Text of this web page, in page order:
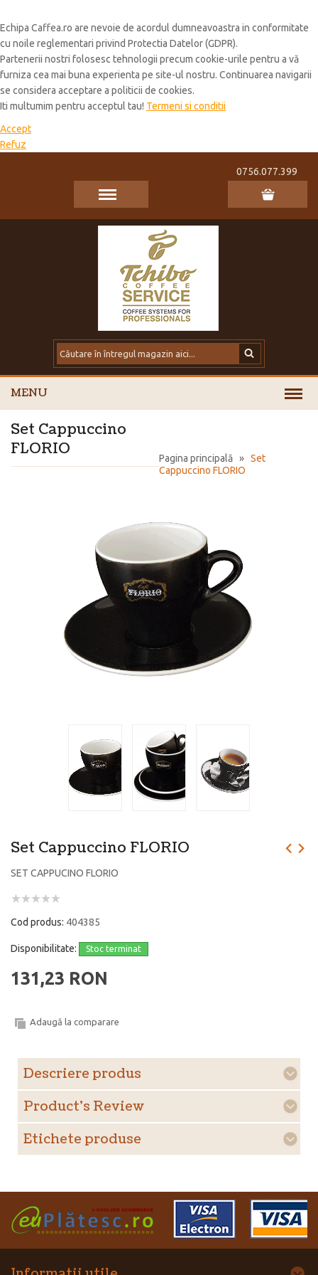
Echipa Caffea.ro are nevoie de acordul dumneavoastra in conformitate
cu noile reglementari privind Protectia Datelor (GDPR).
Partenerii nostri folosesc tehnologii precum cookie-urile pentru a vă
furniza cea mai buna experienta pe site-ul nostru. Continuarea navigarii
se considera acceptare a politicii de cookies.
Iti multumim pentru acceptul tau! Termeni si conditii
Accept
Refuz
0756.077.399
MENU
Pagina principală » Set
Cappuccino FLORIO
Set Cappuccino
FLORIO
Set Cappuccino FLORIO
SET CAPPUCINO FLORIO
Cod produs: 404385
Disponibilitate: Stoc terminat
131,23 RON
Adaugă la comparare
Descriere produs
Product's Review
Etichete produse